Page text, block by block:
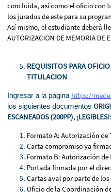
concluida, así como el oficio con
los jurados de este para su
Así mismo, el estudiante deberá
AUTORIZACION DE MEMORIA DE
REQUISITOS PARA
TITULACION
Ingresar a la página https://
los siguientes documentos
ESCANEADOS (200PP), ¡LEGIBLES!:
Formato A: Autorización de
Carta compromiso ya
Formato B: Autorización de
Portada firmada por el
Cartas aval por parte de los
Oficio de la Coordinación